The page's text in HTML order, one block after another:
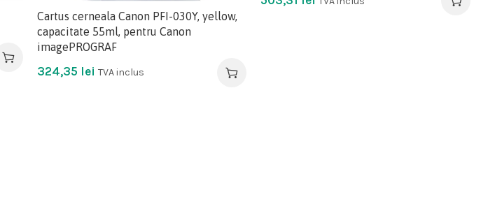
Cartus cerneala Canon PFI-030Y, yellow,
capacitate 55ml, pentru Canon
imagePROGRAF
324,35 lei TVA inclus